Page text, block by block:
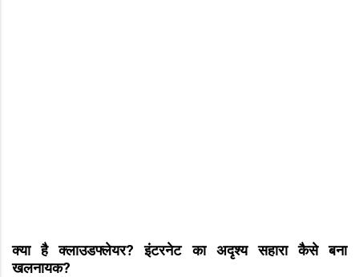
क्या है क्लाउडफ्लेयर? इंटरनेट का अदृश्य सहारा कैसे बना
खलनायक?